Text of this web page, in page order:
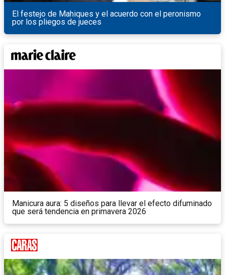
El festejo de Mahiques y el acuerdo con el peronismo
por los pliegos de jueces
Manicura aura: 5 diseños para llevar el efecto difuminado
que será tendencia en primavera 2026